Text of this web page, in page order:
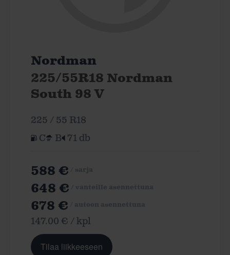
Nordman
225/55R18 Nordman
South 98 V
225 / 55 R18
C
B 71 db
588 €
648 €
678 €
147.00 € / kpl
Tilaa liikkeeseen